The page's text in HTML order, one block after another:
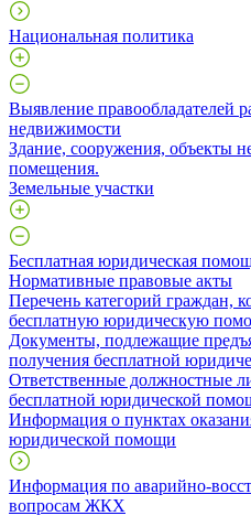
Национальная политика
Выявление правообладателей
недвижимости
​Здание, сооружения, объекты
помещения.
Земельные участки
Бесплатная юридическая
Нормативные правовые акты
Перечень категорий граждан,
бесплатную юридическую
Документы, подлежащие
получения бесплатной
Ответственные должностные
бесплатной юридической
Информация о пунктах
юридической помощи
Информация по аварийно-
вопросам ЖКХ